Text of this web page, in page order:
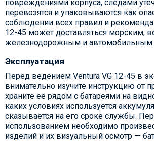
повреждениями корпуса, следами
перевозятся и упаковываются как
соблюдении всех правил и
12-45 может доставляться морским,
железнодорожным и автомобильным
Эксплуатация
Перед ведением Ventura VG 12-45 в
внимательно изучите инструкцию от
храните её рядом с батареями на
каких условиях используется
сказывается на его сроке службы.
использованием необходимо
изделий и их визуальный осмотр —